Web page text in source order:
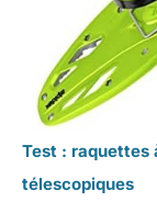
Test : raquettes
télescopiques